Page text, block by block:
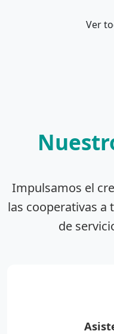
Ver
Impulsamos el
las cooperativas a
de